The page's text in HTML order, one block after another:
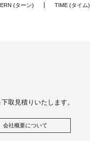
(ターン) TIME (タイム)
取見積りいたします。
会社概要について